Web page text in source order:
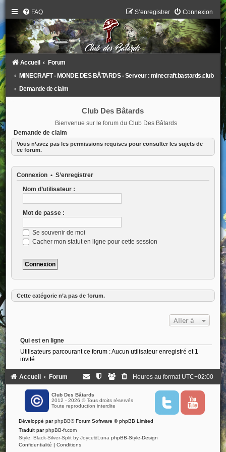
FAQ Connexion
S’enregistrer
Accueil
Forum
MINECRAFT - MONDE DES BÂTARDS - Serveur : minecraft.bastards.club
Demande de claim
Club Des Bâtards
Bienvenue sur le forum du Club Des Bâtards
Demande de claim
Vous n’avez pas les permissions requises pour consulter les sujets de
ce forum.
Connexion• S’enregistrer
Nom d’utilisateur :
Mot de passe :
Se souvenir de moi
Cacher mon statut en ligne pour cette session
Cette catégorie n’a pas de forum.
Aller à
Qui est en ligne
Utilisateurs parcourant ce forum : Aucun utilisateur enregistré et 1
invité
Accueil Forum Heures au format UTC+02:00
Club Des Bâtards
2012 - 2026 © Tous droits réservés
Toute reproduction interdite
T
i
Y
u
Développé parphpBB® Forum Software © phpBB Limited
Traduit parphpBB-fr.com
Style: Black-Silver-Split by Joyce&Luna phpBB-Style-Design
Confidentialité | Conditions